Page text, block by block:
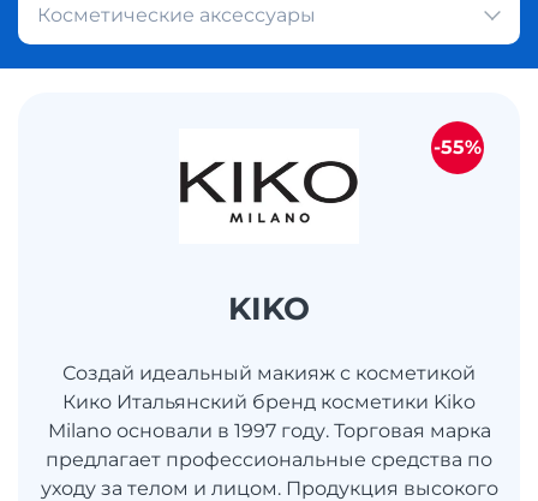
Косметические аксессуары
KIKO
Создай идеальный макияж с косметикой
Кико Итальянский бренд косметики Kiko
Milano основали в 1997 году. Торговая марка
предлагает профессиональные средства по
уходу за телом и лицом. Продукция высокого
-55%